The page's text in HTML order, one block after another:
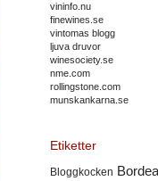
vininfo.nu
finewines.se
vintomas blogg
ljuva druvor
winesociety.se
nme.com
rollingstone.com
munskankarna.se
Etiketter
Bloggkocken